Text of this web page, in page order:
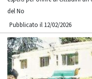
del No
Pubblicato il 12/02/2026